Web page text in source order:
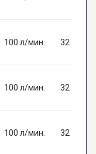
100 л/мин. 32
100 л/мин. 32
100 л/мин. 32